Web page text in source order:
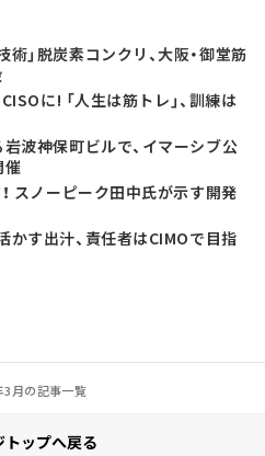
術」脱炭素コンクリ、大阪・御堂筋
に! 「人生は筋トレ」、訓練は
波神保町ビルで、イマーシブ公
催
スノーピーク田中氏が示す開発
かす出汁、責任者はCIMOで目指
3月の記事一覧
トップへ戻る